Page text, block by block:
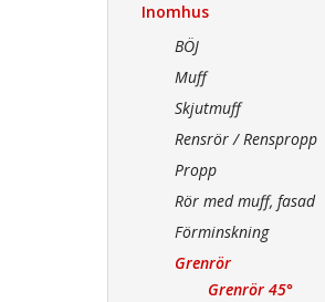
Inomhus
BÖJ
Muff
Skjutmuff
Rensrör / Renspropp
Propp
Rör med muff, fasad
Förminskning
Grenrör
Grenrör 45°